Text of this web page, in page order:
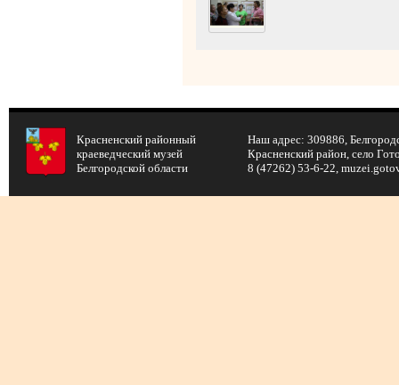
Красненский районный
краеведческий музей
Белгородской области
Наш адрес: 309886,
Красненский район, село
8 (47262) 53-6-22,